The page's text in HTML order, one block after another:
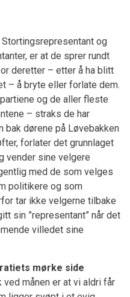
og
er at de sprer rundt
deretter – etter å ha blitt
– å bryte eller forlate dem.
og de aller fleste
– straks de har
bak dørene på Løvebakken
forlater det grunnlaget
vender sine velgere
med de som velges
politikere og som
tar ikke velgerne tilbake
sin ”representant” når det
villedet sine
mørke side
ved månen er at vi aldri får